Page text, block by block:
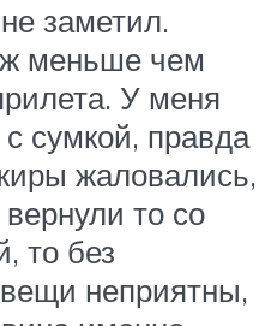
заметил.
меньше чем
У меня
сумкой, правда
жаловались,
то со
то без
неприятны,